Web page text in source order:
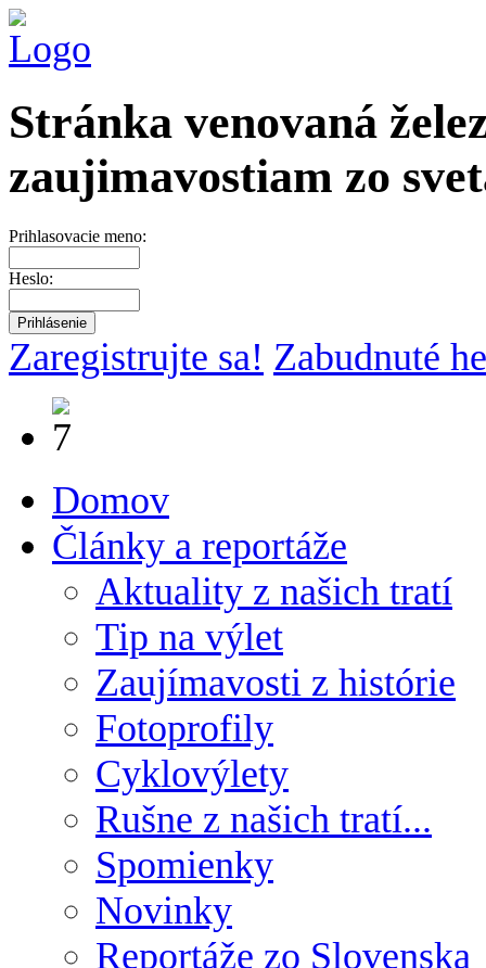
Stránka venovaná
zaujimavostiam zo
Prihlasovacie meno:
Heslo:
Zaregistrujte sa! Zabudnuté
Domov
Články a reportáže
Aktuality z našich tratí
Tip na výlet
Zaujímavosti z histórie
Fotoprofily
Cyklovýlety
Rušne z našich tratí...
Spomienky
Novinky
Reportáže zo Slovenska